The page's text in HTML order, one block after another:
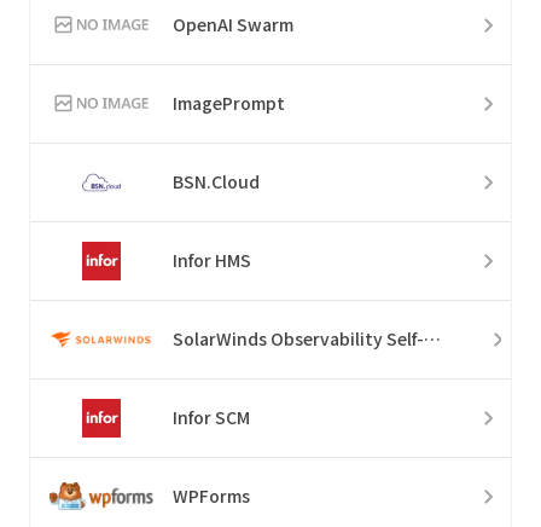
OpenAI Swarm
ImagePrompt
BSN.Cloud
Infor HMS
SolarWinds Observability Self-Hosted
Infor SCM
WPForms